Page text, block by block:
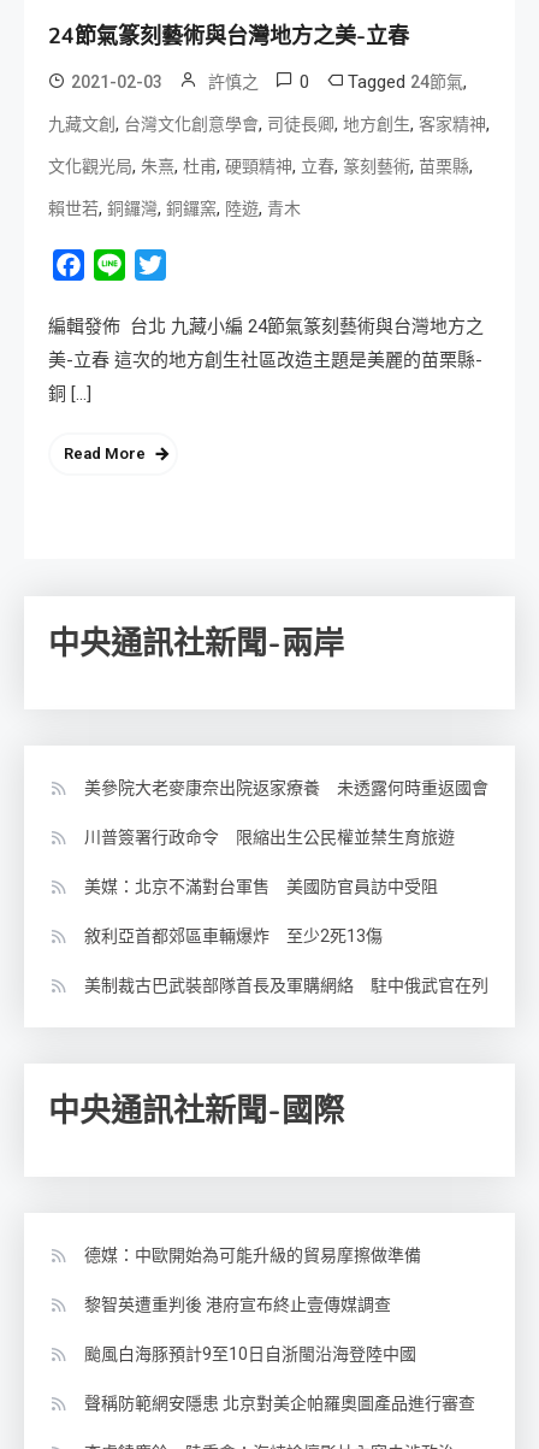
24節氣篆刻藝術與台灣地方之美-立春
2021-02-03 許慎之 0 Tagged 24節氣,
九藏文創 , 台灣文化創意學會, 司徒長卿, 地方創生, 客家精神,
文化觀光局, 朱熹, 杜甫, 硬頸精神, 立春, 篆刻藝術, 苗栗縣,
賴世若, 銅鑼灣, 銅鑼窯, 陸遊, 青木
Facebook
Line
編輯發佈 台北 九藏小編 24節氣篆刻藝術與台灣地方之
美-立春 這次的地方創生社區改造主題是美麗的苗栗縣-
銅 […]
Read More
中央通訊社新聞-兩岸
美參院大老麥康奈出院返家療養 未透露何時重返國會
川普簽署行政命令 限縮出生公民權並禁生育旅遊
美媒：北京不滿對台軍售 美國防官員訪中受阻
敘利亞首都郊區車輛爆炸 至少2死13傷
美制裁古巴武裝部隊首長及軍購網絡 駐中俄武官在列
中央通訊社新聞-國際
德媒：中歐開始為可能升級的貿易摩擦做準備
黎智英遭重判後 港府宣布終止壹傳媒調查
颱風白海豚預計9至10日自浙閩沿海登陸中國
聲稱防範網安隱患 北京對美企帕羅奧圖產品進行審查